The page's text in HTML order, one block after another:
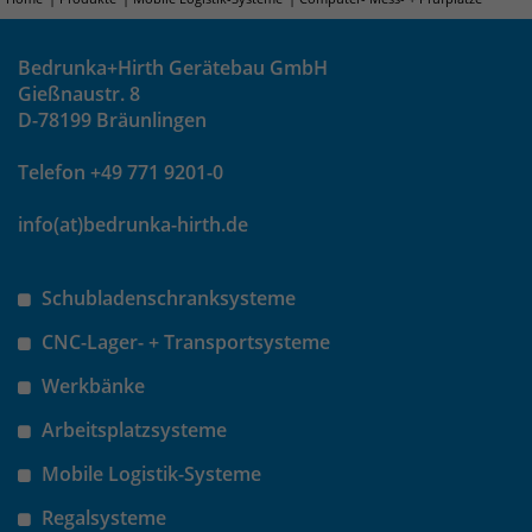
Bedrunka+Hirth Gerätebau GmbH
Gießnaustr. 8
D-78199 Bräunlingen
Telefon +49 771 9201-0
info(at)bedrunka-hirth.de
Schubladenschranksysteme
CNC-Lager- + Transportsysteme
Werkbänke
Arbeitsplatzsysteme
Mobile Logistik-Systeme
Regalsysteme
um eindeutige Besucher zu
auf unserem Server gespeichert und
unzugänglich.
30 Minuten
Zweck
Name _pk_cvar